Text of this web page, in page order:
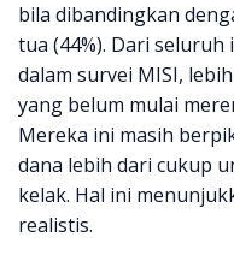
bila dibandingkan
tua (44%). Dari
dalam survei MISI,
yang belum mulai
Mereka ini masih
dana lebih dari cukup
kelak. Hal ini
realistis.